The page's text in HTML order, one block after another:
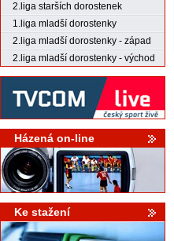
2.liga starších dorostenek
1.liga mladší dorostenky
2.liga mladší dorostenky - západ
2.liga mladší dorostenky - východ
Házená on-line
Ke stažení